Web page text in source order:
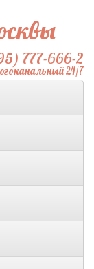
777-666-2
24/7